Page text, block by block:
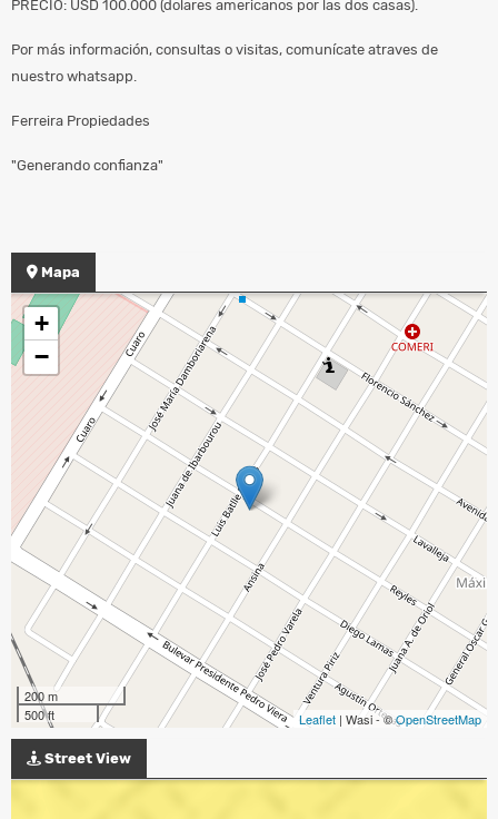
PRECIO: USD 100.000 (dolares americanos por las dos casas).
Por más información, consultas o visitas, comunícate atraves de
nuestro whatsapp.
Ferreira Propiedades
"Generando confianza"
Mapa
+
−
200 m
500 ft
Leaflet | Wasi - ©OpenStreetMap
Street View